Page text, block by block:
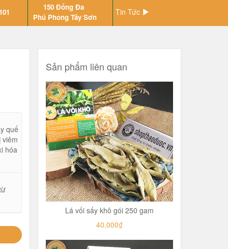
150 Đống Đa
Phú Phong Tây Sơn
Tin Tức
quế
viêm
hóa
Sản phẩm liên quan
Lá vối sấy khô gói 250 gam
40,000₫